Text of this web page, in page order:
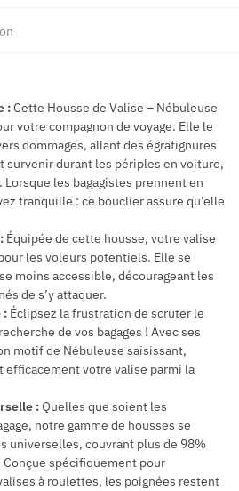
:Cette Housse de Valise – Nébuleuse
votre compagnon de voyage. Elle le
dommages, allant des égratignures
survenir durant les périples en voiture,
Lorsque les bagagistes prennent en
tranquille : ce bouclier assure qu’elle
Équipée de cette housse, votre valise
les voleurs potentiels. Elle se
moins accessible, décourageant les
de s’y attaquer.
:Éclipsez la frustration de scruter le
de vos bagages ! Avec ses
motif de Nébuleuse saisissant,
efficacement votre valise parmi la
:Quelles que soient les
notre gamme de housses se
universelles, couvrant plus de 98%
spécifiquement pour
à roulettes, les poignées restent